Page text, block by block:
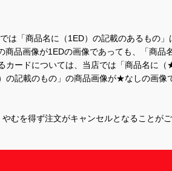
「商品名に（1ED）の記載のあるもの
品画像が1EDの画像であっても、「商品
ードについては、当店では「商品名に
記載のもの」の商品画像が★なしの画像
むを得ず注文がキャンセルとなることがご